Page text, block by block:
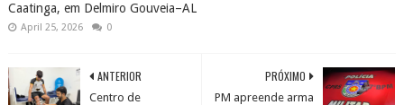
Caatinga, em Delmiro Gouveia–AL
April 25, 2026 0
PRÓXIMO
PM apreende arma
ANTERIOR
Centro de